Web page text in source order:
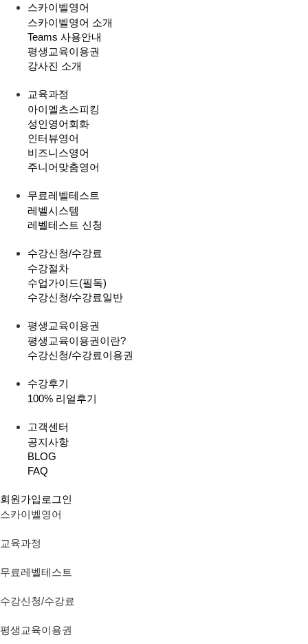
스카이벨영어
스카이벨영어 소개
Teams 사용안내
평생교육이용권
강사진 소개
교육과정
아이엘츠스피킹
성인영어회화
인터뷰영어
비즈니스영어
주니어맞춤영어
무료레벨테스트
레벨시스템
레벨테스트 신청
수강신청/수강료
수강절차
수업가이드(필독)
수강신청/수강료일반
평생교육이용권
평생교육이용권이란?
수강신청/수강료이용권
수강후기
100% 리얼후기
고객센터
공지사항
BLOG
FAQ
회원가입 로그인
스카이벨영어
교육과정
무료레벨테스트
수강신청/수강료
평생교육이용권